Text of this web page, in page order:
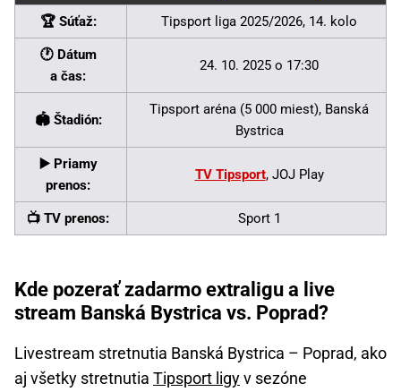
🏆 Súťaž: Tipsport liga 2025/2026, 14. kolo
🕐 Dátum
a čas:
24. 10. 2025 o 17:30
🏟 Štadión:
Tipsport aréna (5 000 miest), Banská
Bystrica
▶️ Priamy
prenos:
TV Tipsport, JOJ Play
📺 TV prenos: Sport 1
Kde pozerať zadarmo extraligu a live
stream Banská Bystrica vs. Poprad?
Livestream stretnutia Banská Bystrica – Poprad, ako
aj všetky stretnutia Tipsport ligyv sezóne